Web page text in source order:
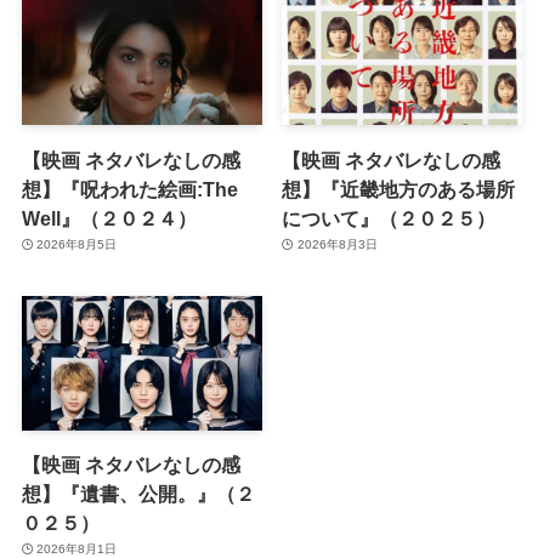
【映画 ネタバレなしの感
想】『呪われた絵画:The
Well』（２０２４）
2026年8月5日
【映画 ネタバレなしの感
想】『近畿地方のある場所
について』（２０２５）
2026年8月3日
【映画 ネタバレなしの感
想】『遺書、公開。』（２
０２５）
2026年8月1日